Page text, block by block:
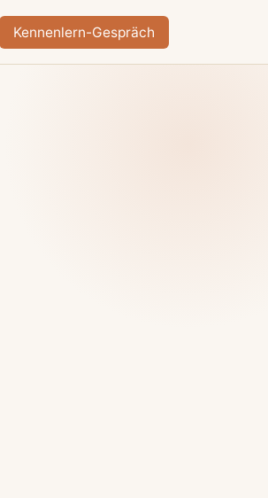
Kennenlern-Gespräch